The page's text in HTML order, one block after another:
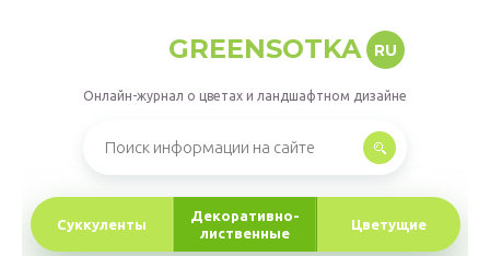
GREENSOTKA RU
Онлайн-журнал о цветах и ландшафтном дизайне
Суккуленты
Декоративно-
лиственные
Цветущие